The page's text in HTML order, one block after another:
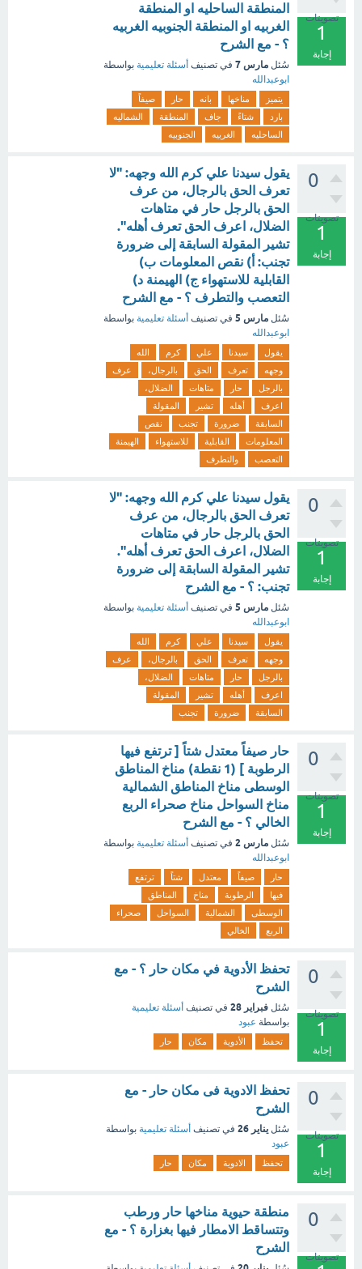
تصويتات
1
إجابة
المنطقة الساحليه او المنطقة
الغربيه او المنطقة الجنوبيه الغربيه
؟ - مع الشرح
سُئل مارس 7 في تصنيف أسئلة تعليمية بواسطة
ابوعبدالله
يتميز مناخها بانه حار
صيفاً
بارد
شتاءً جاف المنطقة
الشماليه
الساحليه
الغربيه الجنوبيه
0
تصويتات
1
إجابة
يقول سيدنا علي كرم الله وجهه: "لا
تعرف الحق بالرجال، من عرف
الحق بالرجل حار في متاهات
الضلال، اعرف الحق تعرف أهله".
تشير المقولة السابقة إلى ضرورة
تجنب: أ) نقص المعلومات ب)
القابلية للاستهواء ج) الهيمنة د)
التعصب والتطرف ؟ - مع الشرح
سُئل مارس 5 في تصنيف أسئلة تعليمية بواسطة
ابوعبدالله
يقول سيدنا علي كرم
الله
وجهه
تعرف الحق بالرجال،
عرف
بالرجل
حار متاهات
الضلال،
اعرف
أهله تشير
المقولة
السابقة
ضرورة تجنب
نقص
المعلومات
القابلية للاستهواء
الهيمنة
التعصب
والتطرف
0
تصويتات
1
إجابة
يقول سيدنا علي كرم الله وجهه: "لا
تعرف الحق بالرجال، من عرف
الحق بالرجل حار في متاهات
الضلال، اعرف الحق تعرف أهله".
تشير المقولة السابقة إلى ضرورة
تجنب: ؟ - مع الشرح
سُئل مارس 5 في تصنيف أسئلة تعليمية بواسطة
ابوعبدالله
يقول سيدنا علي كرم
الله
وجهه
تعرف الحق بالرجال،
عرف
بالرجل
حار متاهات
الضلال،
اعرف
أهله تشير
المقولة
السابقة
ضرورة تجنب
0
تصويتات
1
إجابة
حار صيفاً معتدل شتاً [ ترتفع فيها
الرطوبة ] (1 نقطة) مناخ المناطق
الوسطى مناخ المناطق الشمالية
مناخ السواحل مناخ صحراء الربع
الخالي ؟ - مع الشرح
سُئل مارس 2 في تصنيف أسئلة تعليمية بواسطة
ابوعبدالله
حار صيفاً معتدل شتاً
ترتفع
فيها
الرطوبة مناخ
المناطق
الوسطى
الشمالية السواحل
صحراء
الربع
الخالي
0
تصويتات
1
إجابة
تحفظ الأدوية في مكان حار ؟ - مع
الشرح
سُئل فبراير 28 في تصنيف أسئلة تعليمية
بواسطة عبود
تحفظ الأدوية مكان حار
0
تصويتات
1
إجابة
تحفظ الادوية فى مكان حار - مع
الشرح
سُئل يناير 26 في تصنيف أسئلة تعليمية بواسطة
عبود
تحفظ الادوية مكان حار
0
تصويتات
منطقة حيوية مناخها حار ورطب
وتتساقط الامطار فيها بغزارة ؟ - مع
الشرح